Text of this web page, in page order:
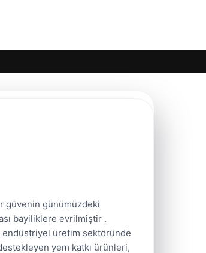
güvenin günümüzdeki
bayiliklere evrilmiştir .
endüstriyel üretim sektöründe
yem katkı ürünleri,